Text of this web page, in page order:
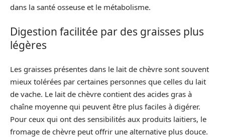
dans la santé osseuse et le métabolisme.
Digestion facilitée par des graisses plus
légères
Les graisses présentes dans le lait de chèvre sont souvent
mieux tolérées par certaines personnes que celles du lait
de vache. Le lait de chèvre contient des acides gras à
chaîne moyenne qui peuvent être plus faciles à digérer.
Pour ceux qui ont des sensibilités aux produits laitiers, le
fromage de chèvre peut offrir une alternative plus douce.